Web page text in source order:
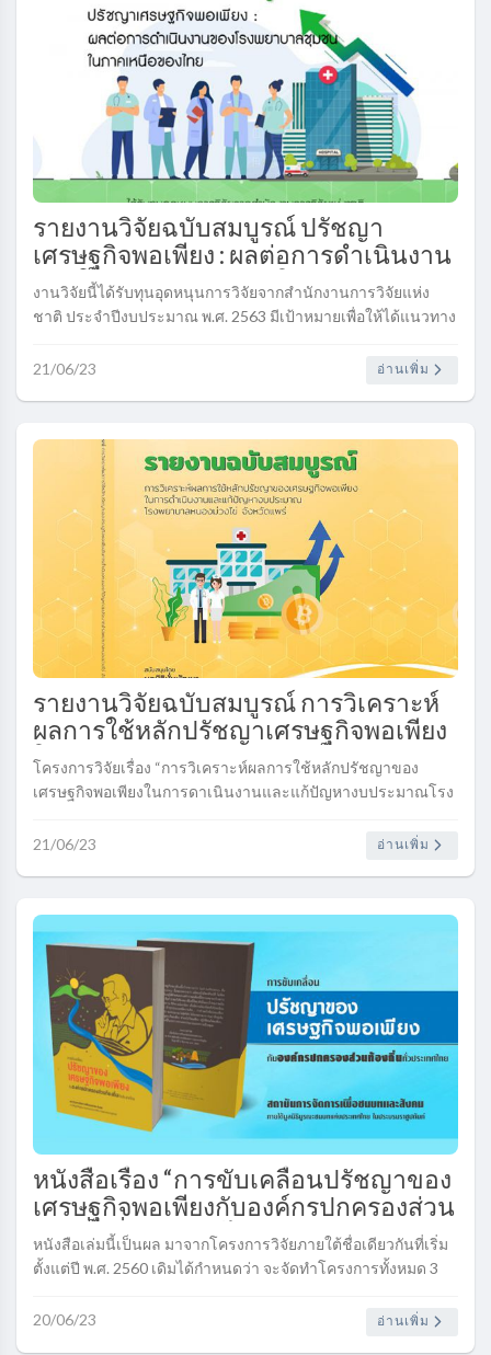
รายงานวิจัยฉบับสมบูรณ์ ปรัชญา
เศรษฐกิจพอเพียง : ผลต่อการดำเนินงาน
ของโรงพยาบาลชุมชนในภาคเหนือของ
ไทย..
งานวิจัยนี้ได้รับทุนอุดหนุนการวิจัยจากสำนักงานการวิจัยแห่ง
ชาติ ประจำปีงบประมาณ พ.ศ. 2563 มีเป้าหมายเพื่อให้ได้แนวทาง
รัฐ....
21/06/23 อ่านเพิ่ม
รายงานวิจัยฉบับสมบูรณ์ การวิเคราะห์
ผลการใช้หลักปรัชญาเศรษฐกิจพอเพียง
ในการดำเนินงานและแก้ปัญหางบ
ประมาณโรงพยาบาลหนองม่วงไข่
จังหวัดแพร่....
โครงการวิจัยเรื่อง “การวิเคราะห์ผลการใช้หลักปรัชญาของ
เศรษฐกิจพอเพียงในการดาเนินงานและแก้ปัญหางบประมาณโรง
สาธารณสุขของประเทศ......
21/06/23 อ่านเพิ่ม
หนังสือเรื่อง “การขับเคลื่อนปรัชญาของ
เศรษฐกิจพอเพียงกับองค์กรปกครองส่วน
ท้องถิ่นทั่วประเทศไทย”..
หนังสือเล่มนี้เป็นผล มาจากโครงการวิจัยภายใต้ชื่อเดียวกันที่เริ่ม
ตั้งแต่ปี พ.ศ. 2560 เดิมได้กำหนดว่า จะจัดทำโครงการทั้งหมด 3
20/06/23
อ่านเพิ่ม